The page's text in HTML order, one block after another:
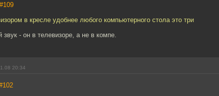
#109
в кресле удобнее любого компьютерного стола это три
- он в телевизоре, а не в компе.
20:34